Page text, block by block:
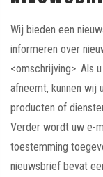
Wij bieden een
informeren over
<omschrijving>. Als
afneemt, kunnen wij
producten of
Verder wordt uw e-
toestemming
nieuwsbrief bevat